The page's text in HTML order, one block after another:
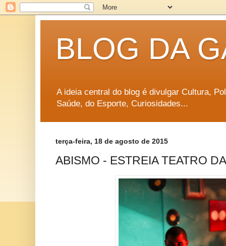
BLOG DA
A ideia central do blog é divulgar Cultura,
Saúde, do Esporte, Curiosidades...
terça-feira, 18 de agosto de 2015
ABISMO - ESTREIA TEATRO